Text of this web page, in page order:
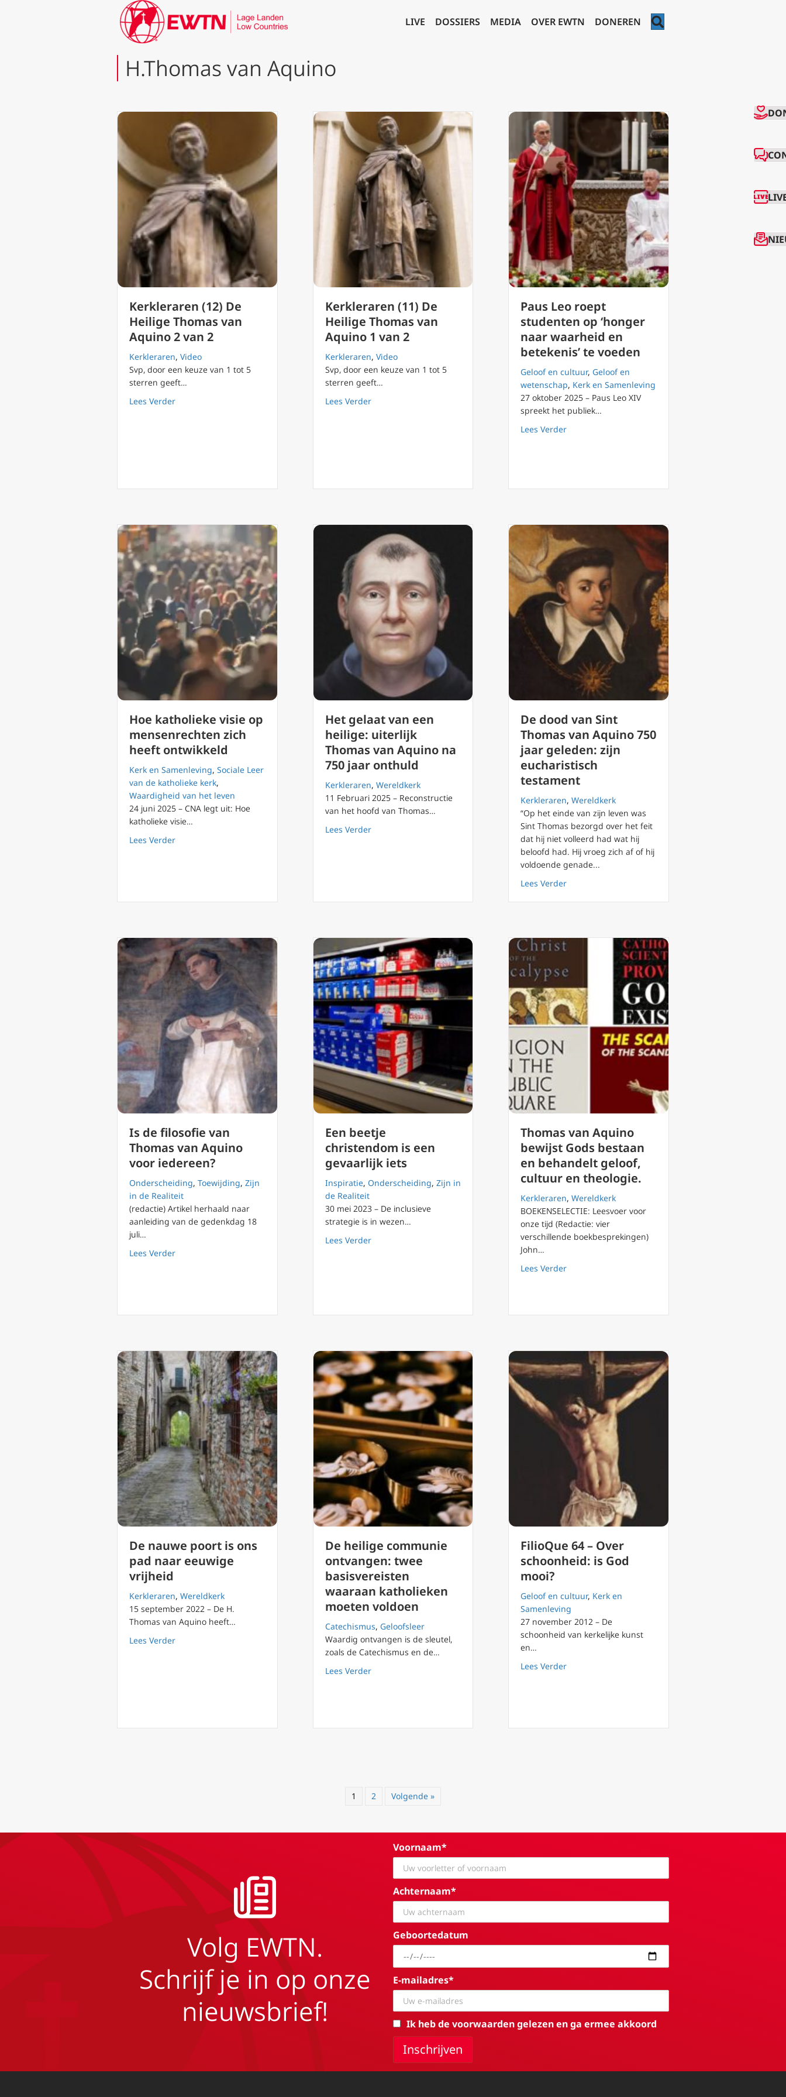
LIVE DOSSIERS MEDIA OVER EWTN DONEREN
H.Thomas van Aquino
Kerkleraren (12) De
Heilige Thomas van
Aquino 2 van 2
Kerkleraren, Video
Svp, door een keuze van 1 tot 5
sterren geeft…
Lees Verderabout Kerkleraren (12) De Heilige Thomas van Aquino 2 van 2
Kerkleraren (11) De
Heilige Thomas van
Aquino 1 van 2
Kerkleraren, Video
Svp, door een keuze van 1 tot 5
sterren geeft…
Lees Verderabout Kerkleraren (11) De Heilige Thomas van Aquino 1 van 2
Paus Leo roept
studenten op ‘honger
naar waarheid en
betekenis’ te voeden
Geloof en cultuur, Geloof en
wetenschap, Kerk en Samenleving
27 oktober 2025 – Paus Leo XIV
spreekt het publiek…
Lees Verderabout Paus Leo roept studenten op ‘honger naar
Hoe katholieke visie op
mensenrechten zich
heeft ontwikkeld
Kerk en Samenleving, Sociale Leer
van de katholieke kerk,
Waardigheid van het leven
24 juni 2025 – CNA legt uit: Hoe
katholieke visie…
Lees Verderabout Hoe katholieke visie op mensenrechten zich heeft ontwikkeld
Het gelaat van een
heilige: uiterlijk
Thomas van Aquino na
750 jaar onthuld
Kerkleraren, Wereldkerk
11 Februari 2025 – Reconstructie
van het hoofd van Thomas…
Lees Verderabout Het gelaat van een heilige: uiterlijk Thomas van Aquino na 750 jaar onthuld
De dood van Sint
Thomas van Aquino 750
jaar geleden: zijn
eucharistisch
testament
Kerkleraren,Wereldkerk
“Op het einde van zijn leven was
Sint Thomas bezorgd over het feit
dat hij niet volleerd had wat hij
beloofd had. Hij vroeg zich af of hij
voldoende genade...
Lees Verderabout De dood van Sint Thomas van Aquino 750 jaar
Is de filosofie van
Thomas van Aquino
voor iedereen?
Onderscheiding, Toewijding, Zijn
in de Realiteit
(redactie) Artikel herhaald naar
aanleiding van de gedenkdag 18
juli…
Lees Verderabout Is de filosofie van Thomas van Aquino voor iedereen?
Een beetje
christendom is een
gevaarlijk iets
Inspiratie, Onderscheiding, Zijn in
de Realiteit
30 mei 2023 – De inclusieve
strategie is in wezen…
Lees Verderabout Een beetje christendom is een gevaarlijk iets
Thomas van Aquino
bewijst Gods bestaan
en behandelt geloof,
cultuur en theologie.
Kerkleraren,Wereldkerk
BOEKENSELECTIE: Leesvoer voor
onze tijd (Redactie: vier
verschillende boekbesprekingen)
John…
Lees Verderabout Thomas van Aquino bewijst Gods bestaan en
De nauwe poort is ons
pad naar eeuwige
vrijheid
Kerkleraren, Wereldkerk
15 september 2022 – De H.
Thomas van Aquino heeft…
Lees Verderabout De nauwe poort is ons pad naar eeuwige vrijheid
De heilige communie
ontvangen: twee
basisvereisten
waaraan katholieken
moeten voldoen
Catechismus, Geloofsleer
Waardig ontvangen is de sleutel,
zoals de Catechismus en de…
Lees Verderabout De heilige communie ontvangen: twee basisvereisten waaraan katholieken moeten voldoen
FilioQue 64 – Over
schoonheid: is God
mooi?
Geloof en cultuur, Kerk en
Samenleving
27 november 2012 – De
schoonheid van kerkelijke kunst
en…
Lees Verderabout FilioQue 64 – Over schoonheid: is God mooi?
1 2 Volgende »
Volg EWTN.
Schrijf je in op onze
nieuwsbrief!
Voornaam*
Achternaam*
Geboortedatum
E-mailadres*
Ik heb de voorwaarden gelezen en ga ermee akkoord